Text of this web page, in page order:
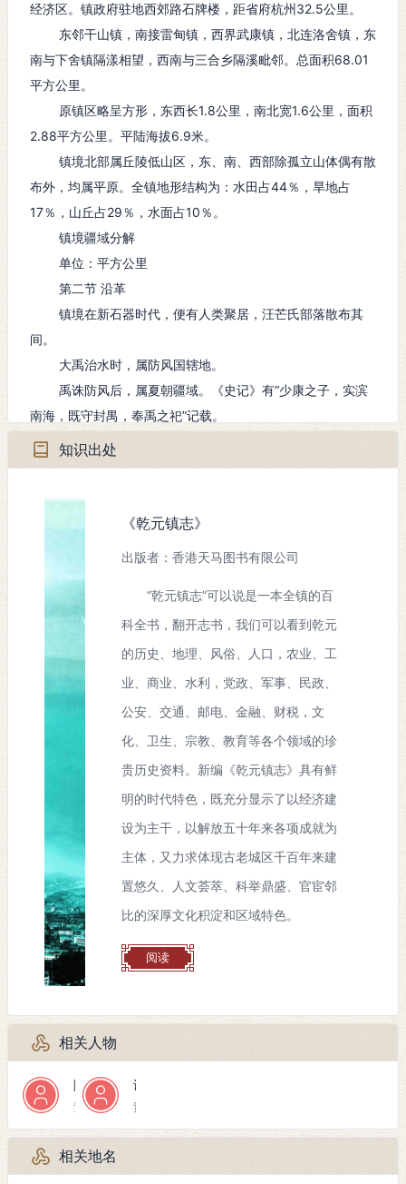
郡改称湖州。
关键词： 乾元镇 人文 地理
经济区。镇政府驻地西郊路石牌楼，距省府杭州32.5公里。
东邻干山镇，南接雷甸镇，西界武康镇，北连洛舍镇，东
南与下舍镇隔漾相望，西南与三合乡隔溪毗邻。总面积68.01
平方公里。
原镇区略呈方形，东西长1.8公里，南北宽1.6公里，面积
2.88平方公里。平陆海拔6.9米。
镇境北部属丘陵低山区，东、南、西部除孤立山体偶有散
布外，均属平原。全镇地形结构为：水田占44％，旱地占
17％，山丘占29％，水面占10％。
镇境疆域分解
单位：平方公里
第二节 沿革
镇境在新石器时代，便有人类聚居，汪芒氏部落散布其
间。
大禹治水时，属防风国辖地。
禹诛防风后，属夏朝疆域。《史记》有“少康之子，实滨
南海，既守封禺，奉禹之祀”记载。
公元前1066年，周灭商纣，属周朝版图。
公元前847年西周末叶，苗楚熊勇立国称王，势力遍及南
公元前585年东周简王元年，吴国自立，寿梦称吴王，属
公元前510年，楚属国越自立，允常称王。公元前473
年，勾践灭吴，属越国版图。
公元前334年，楚败越，封春申君于菰城，作为食邑，镇
境处于三国边缘，故隶属无常。衡庐《长兴六题》有“时越时
吴时楚地，亦王亦霸亦诸侯”诗句，盖纪史实。
公元前223年，楚亡，复属越。
公元前222年，秦王政25年，秦将王翦平定江南，越王降
秦，秦置会稽郡，改菰城为乌程县，镇境属会稽郡乌程县馀不
西汉，属乌程县馀不乡不变。
东汉永建四年（129），会稽郡钱塘江以西分置吴郡，镇
境属吴郡乌程县馀不乡。
东汉灵帝中平五年（188）置永安县，设东、西两乡（当
时设县，但分东南西北诸乡，如东迁县有南乡、北乡可证），
镇境属永安县东乡。（万历《湖州府志》称：“先为吴郡太守
志有中平、兴平、黄武三说，今据《史志一得·武康建县年代
考》，作中平。）
三国吴宝鼎元年（266），吴郡改称吴兴郡，镇境属吴兴
郡永安县东乡。
西晋武帝太康元年（280），永安县改永康县，仍设东西
两乡，镇境属吴兴郡永康县东乡。
太康三年（282），永康县改名武康县，镇境属武康县东
知识出处
《乾元镇志》
出版者：香港天马图书有限公司
“乾元镇志”可以说是一本全镇的百
科全书，翻开志书，我们可以看到乾元
的历史、地理、风俗、人口，农业、工
业、商业、水利，党政、军事、民政、
公安、交通、邮电、金融、财税，文
化、卫生、宗教、教育等各个领域的珍
贵历史资料。新编《乾元镇志》具有鲜
明的时代特色，既充分显示了以经济建
设为主干，以解放五十年来各项成就为
主体，又力求体现古老城区千百年来建
置悠久、人文荟萃、科举鼎盛、官宦邻
比的深厚文化积淀和区域特色。
阅读
相关人物
陈景超
责任者
相关地名